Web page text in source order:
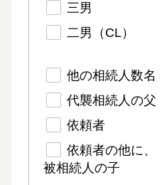
三男
二男（CL）
他の相続人数名
代襲相続人の父
依頼者
依頼者の他に、
被相続人の子